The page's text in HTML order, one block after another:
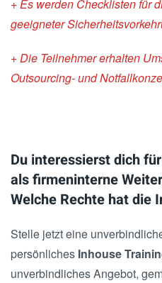
+ Es werden Checklisten für
geeigneter
+ Die Teilnehmer erhalten
Outsourcing- und
Du interessierst dich
als firmeninterne
Welche Rechte hat die
Stelle jetzt eine
persönliches Inhouse
unverbindliches Angebot,